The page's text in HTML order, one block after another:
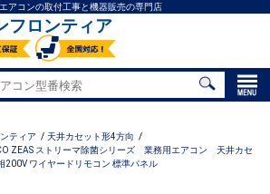
アコンの取付工事と機器販売の専門店
フロンティア
ティア
天井カセット形4方向
ZEAS ストリーマ除菌シリーズ 業務用エアコン 天井カセ
ワイヤードリモコン 標準パネル